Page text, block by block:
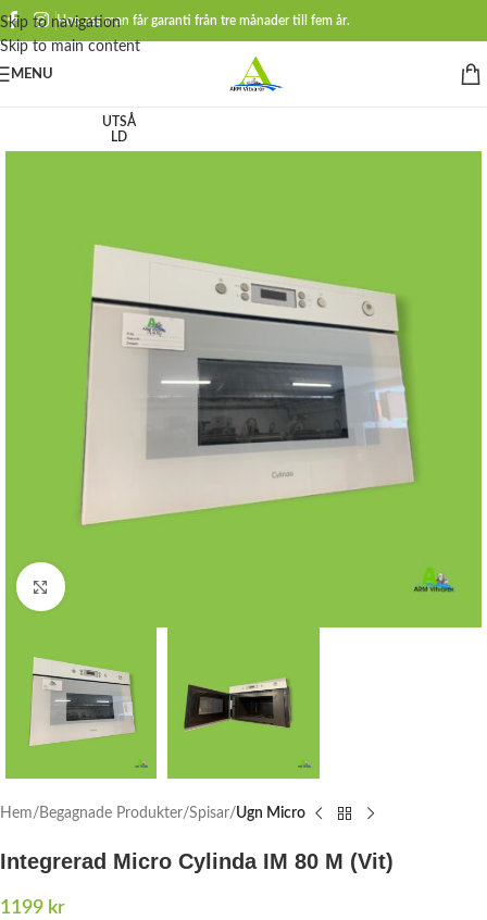
Skip to navigation
Skip to main content
Hos oss man får garanti från tre månader till fem år.
MENU
UTSÅ
LD
Click to enlarge
Hem Begagnade Produkter Spisar Ugn Micro
Integrerad Micro Cylinda IM 80 M (Vit)
1199 kr